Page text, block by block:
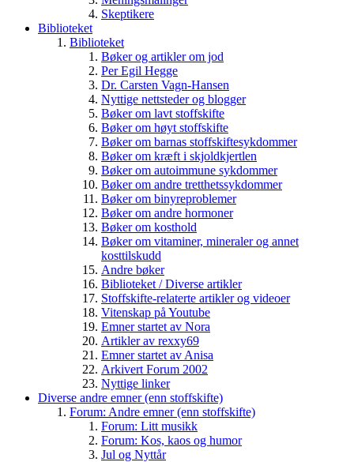
Skeptikere
Biblioteket
Biblioteket
Bøker og artikler om jod
Per Egil Hegge
Dr. Carsten Vagn-Hansen
Nyttige nettsteder og blogger
Bøker om lavt stoffskifte
Bøker om høyt stoffskifte
Bøker om barnas stoffskiftesykdommer
Bøker om kræft i skjoldkjertlen
Bøker om autoimmune sykdommer
Bøker om andre tretthetssykdommer
Bøker om binyreproblemer
Bøker om andre hormoner
Bøker om kosthold
Bøker om vitaminer, mineraler og annet
kosttilskudd
Andre bøker
Biblioteket / Diverse artikler
Stoffskifte-relaterte artikler og videoer
Vitenskap på Youtube
Emner startet av Nora
Artikler av rexxy69
Emner startet av Anisa
Arkivert Forum 2002
Nyttige linker
Diverse andre emner (enn stoffskifte)
Forum: Andre emner (enn stoffskifte)
Forum: Litt musikk
Forum: Kos, kaos og humor
Jul og Nyttår